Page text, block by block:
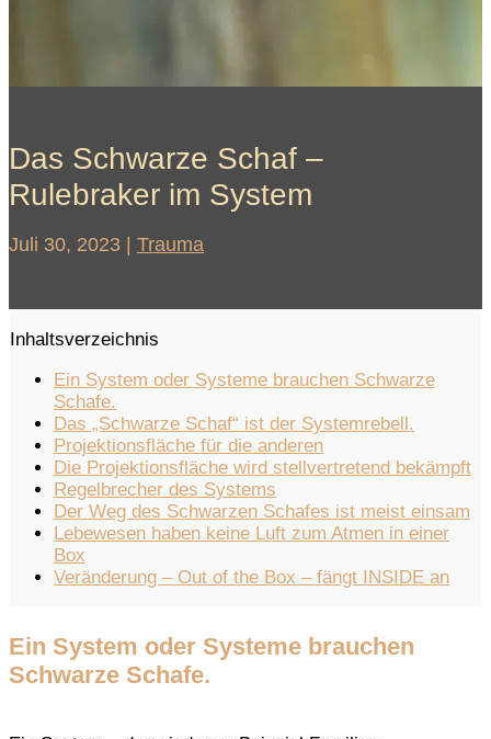
Das Schwarze Schaf –
Rulebraker im System
Juli 30, 2023 | Trauma
Inhaltsverzeichnis
Ein System oder Systeme brauchen Schwarze
Schafe.
Das „Schwarze Schaf“ ist der Systemrebell.
Projektionsfläche für die anderen
Die Projektionsfläche wird stellvertretend bekämpft
Regelbrecher des Systems
Der Weg des Schwarzen Schafes ist meist einsam
Lebewesen haben keine Luft zum Atmen in einer
Box
Veränderung – Out of the Box – fängt INSIDE an
Ein System oder Systeme brauchen
Schwarze Schafe.